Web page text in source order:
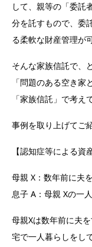
して、親等の「委託
分を託すもので、委
る柔軟な財産管理が
そんな家族信託で、
「問題のある空き
「家族信託」で考え
事例を取り上げてご
【認知症等による資
母親 X：数年前に夫
息子 A：母親 Xの一
母親Xは数年前に夫
宅で一人暮らしをし